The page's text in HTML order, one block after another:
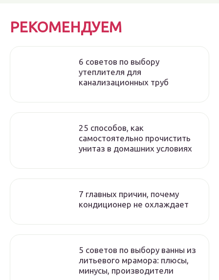
РЕКОМЕНДУЕМ
6 советов по выбору
утеплителя для
канализационных труб
25 способов, как
самостоятельно прочистить
унитаз в домашних условиях
7 главных причин, почему
кондиционер не охлаждает
5 советов по выбору ванны из
литьевого мрамора: плюсы,
минусы, производители